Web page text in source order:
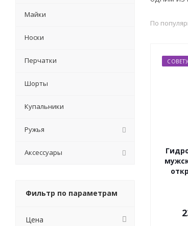
По
Майки
Носки
Перчатки
Шорты
Купальники
Ружья
Аксессуары
Фильтр по параметрам
Цена